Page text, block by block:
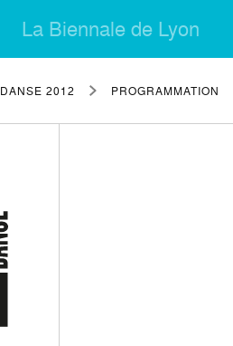
La Biennale de Lyon
DANSE 2012 PROGRAMMATION